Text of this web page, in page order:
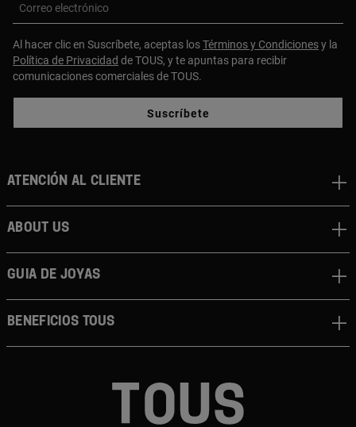
Correo electrónico
Al hacer clic en Suscríbete, aceptas losTérminos y Condicionesy la
Política de Privacidad de TOUS, y te apuntas para recibir
comunicaciones comerciales de TOUS.
Suscríbete
Atención al cliente
About us
Guia de joyas
Beneficios TOUS